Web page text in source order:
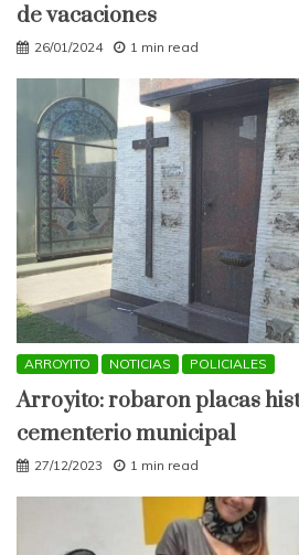
de vacaciones
26/01/2024 1 min read
ARROYITO NOTICIAS POLICIALES
Arroyito: robaron placas
cementerio municipal
27/12/2023 1 min read